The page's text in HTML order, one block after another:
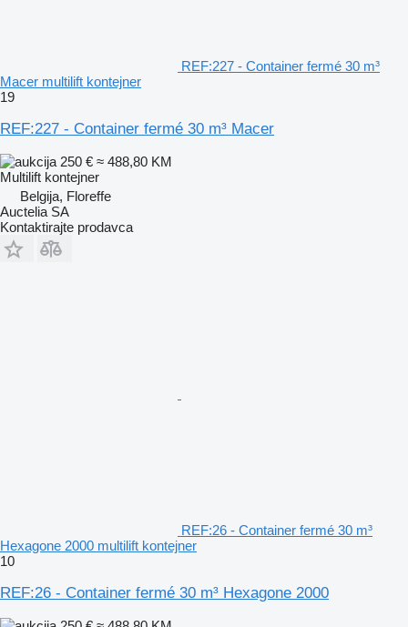
REF:227 - Container fermé 30 m³
Macer multilift kontejner
19
REF:227 - Container fermé 30 m³ Macer
250 € ≈ 488,80 KM
Multilift kontejner
Belgija, Floreffe
Auctelia SA
Kontaktirajte prodavca
REF:26 - Container fermé 30 m³
Hexagone 2000 multilift kontejner
10
REF:26 - Container fermé 30 m³ Hexagone 2000